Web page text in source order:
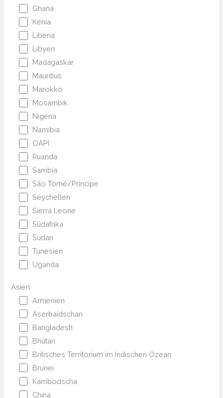
Ghana
Kenia
Liberia
Libyen
Madagaskar
Mauritius
Marokko
Mosambik
Nigeria
Namibia
OAPI
Ruanda
Sambia
São Tomé/Príncipe
Seychellen
Sierra Leone
Südafrika
Sudan
Tunesien
Uganda
Asien:
Armenien
Aserbaidschan
Bangladesh
Bhutan
Britisches Territorium im Indischen Ozean
Brunei
Kambodscha
China